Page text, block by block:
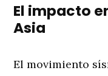
El impacto
Asia
El movimiento